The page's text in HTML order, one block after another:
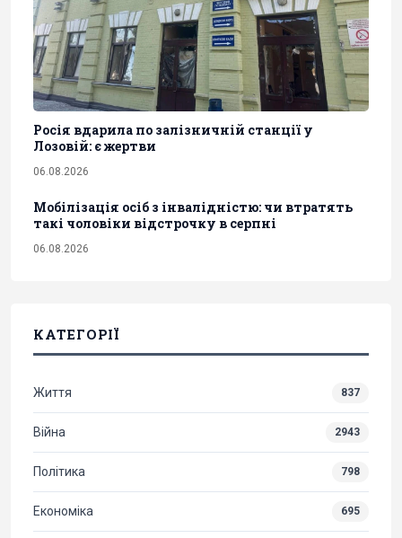
Росія вдарила по залізничній станції у
Лозовій: є жертви
06.08.2026
Мобілізація осіб з інвалідністю: чи втратять
такі чоловіки відстрочку в серпні
06.08.2026
КАТЕГОРІЇ
Життя 837
Війна 2943
Політика 798
Економіка 695